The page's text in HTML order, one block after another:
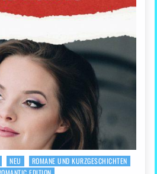
NEU
ROMANE UND KURZGESCHICHTEN